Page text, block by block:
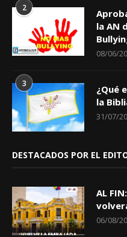
2
la AN
08/06/
3
¿Qué
la
31/07/
DESTACADOS POR EL
AL
06/08/